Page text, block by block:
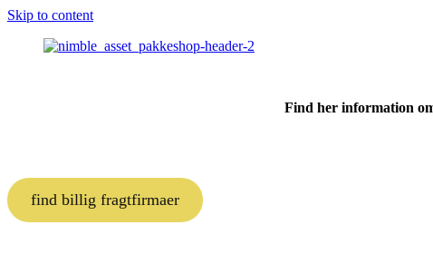
Skip to content
Find her information
find billig fragtfirmaer